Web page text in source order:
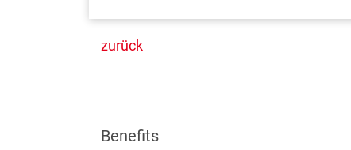
zurück
Benefits